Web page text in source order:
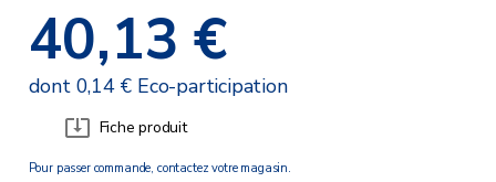
40,13 €
dont 0,14 € Eco-participation
Fiche produit
Pour passer commande, contactez votre magasin.